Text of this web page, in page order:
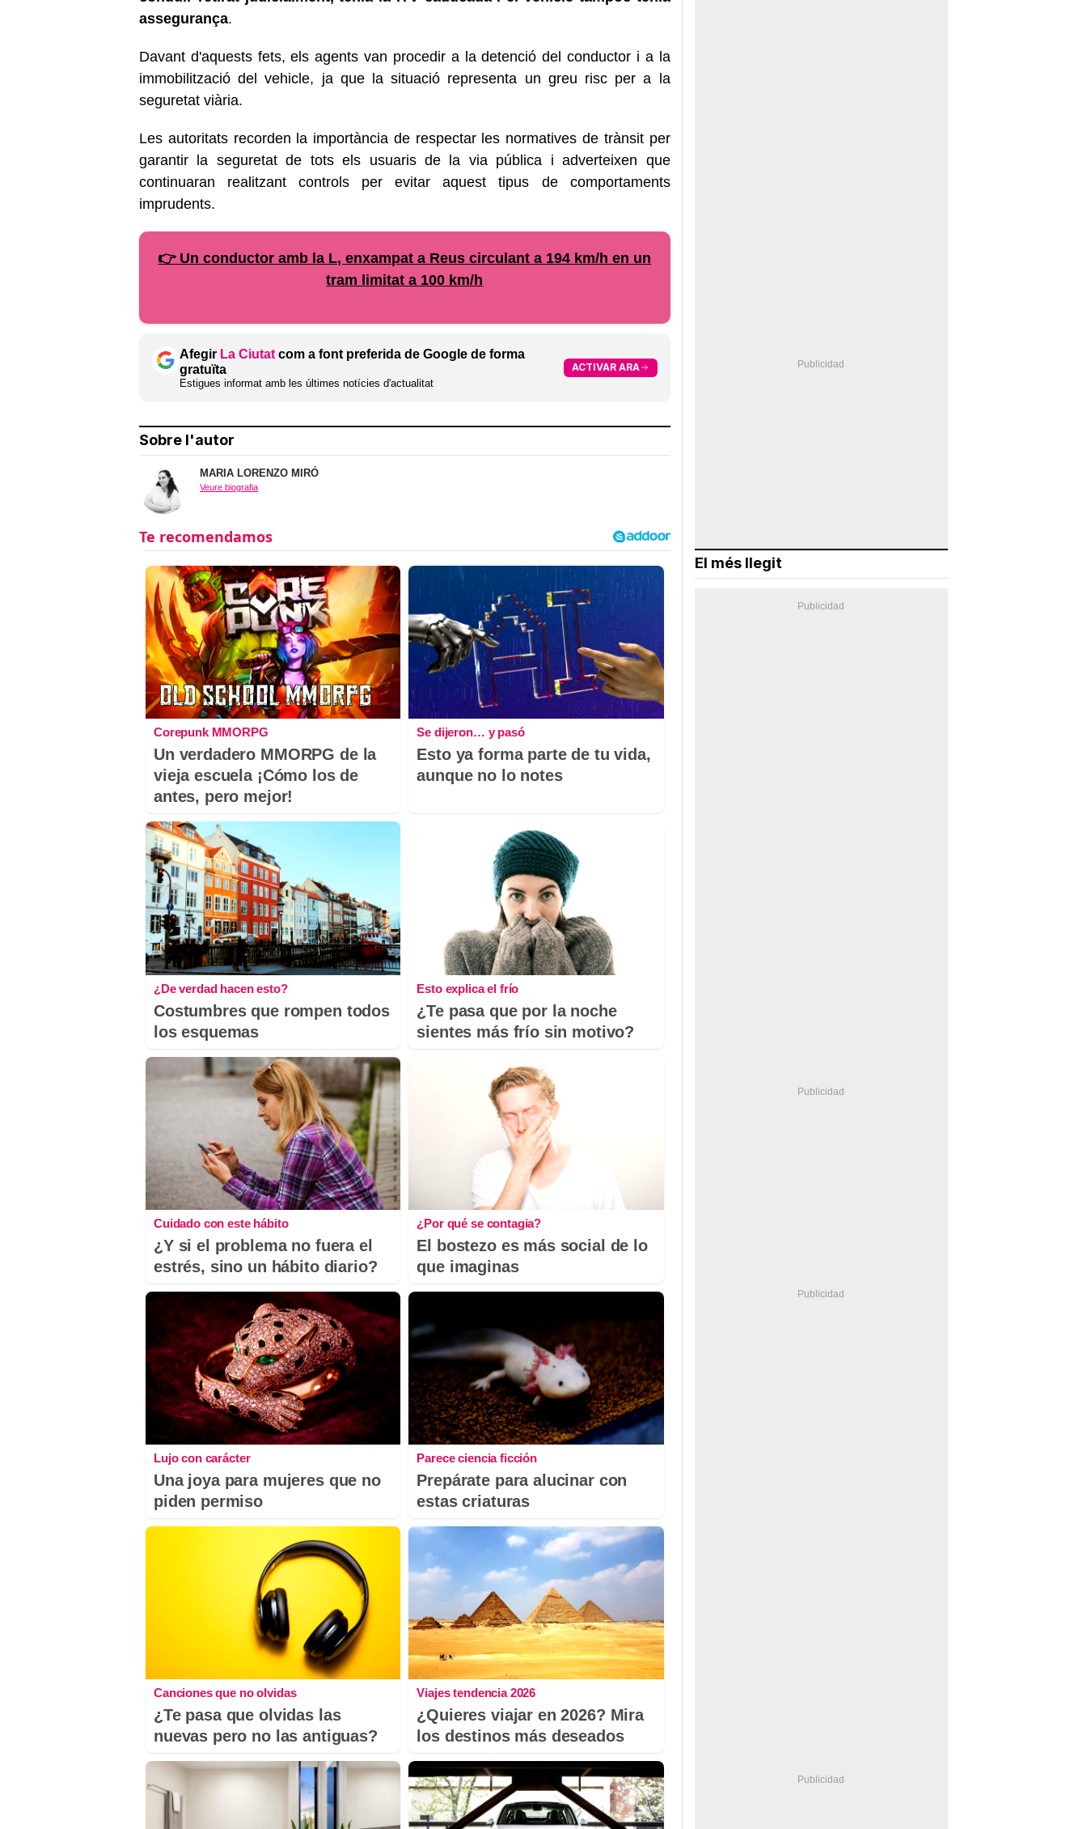
assegurança.
Davant d'aquests fets, els agents van procedir a la detenció del conductor i a la
immobilització del vehicle, ja que la situació representa un greu risc per a la
seguretat viària.
Les autoritats recorden la importància de respectar les normatives de trànsit per
garantir la seguretat de tots els usuaris de la via pública i adverteixen que
continuaran realitzant controls per evitar aquest tipus de comportaments
imprudents.
👉 Un conductor amb la L, enxampat a Reus circulant a 194 km/h en un
tram limitat a 100 km/h
Afegir La Ciutat com a font preferida de Google de forma
gratuïta
Estigues informat amb les últimes notícies d'actualitat
ACTIVAR ARA
Sobre l'autor
MARIA LORENZO MIRÓ
Veure biografia
Corepunk MMORPG
Un verdadero MMORPG de la
vieja escuela ¡Cómo los de
antes, pero mejor!
Se dijeron… y pasó
Esto ya forma parte de tu vida,
aunque no lo notes
¿De verdad hacen esto?
Costumbres que rompen todos
los esquemas
Esto explica el frío
¿Te pasa que por la noche
sientes más frío sin motivo?
Cuidado con este hábito
¿Y si el problema no fuera el
estrés, sino un hábito diario?
¿Por qué se contagia?
El bostezo es más social de lo
que imaginas
Lujo con carácter
Una joya para mujeres que no
piden permiso
Parece ciencia ficción
Prepárate para alucinar con
estas criaturas
Canciones que no olvidas
¿Te pasa que olvidas las
nuevas pero no las antiguas?
Viajes tendencia 2026
¿Quieres viajar en 2026? Mira
los destinos más deseados
El més llegit